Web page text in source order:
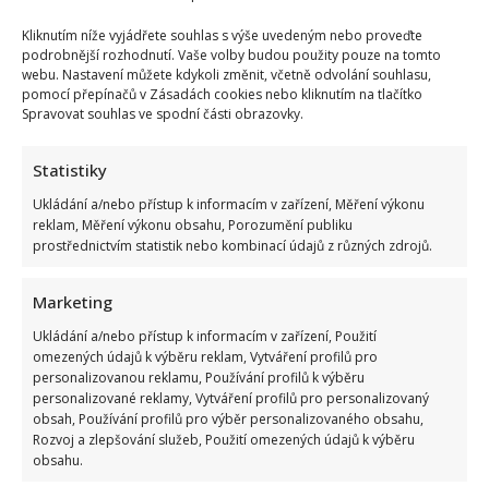
Kliknutím níže vyjádřete souhlas s výše uvedeným nebo proveďte
podrobnější rozhodnutí. Vaše volby budou použity pouze na tomto
webu. Nastavení můžete kdykoli změnit, včetně odvolání souhlasu,
pomocí přepínačů v Zásadách cookies nebo kliknutím na tlačítko
Spravovat souhlas ve spodní části obrazovky.
Statistiky
Ukládání a/nebo přístup k informacím v zařízení, Měření výkonu
reklam, Měření výkonu obsahu, Porozumění publiku
prostřednictvím statistik nebo kombinací údajů z různých zdrojů.
Marketing
Ukládání a/nebo přístup k informacím v zařízení, Použití
omezených údajů k výběru reklam, Vytváření profilů pro
personalizovanou reklamu, Používání profilů k výběru
personalizované reklamy, Vytváření profilů pro personalizovaný
obsah, Používání profilů pro výběr personalizovaného obsahu,
Rozvoj a zlepšování služeb, Použití omezených údajů k výběru
obsahu.